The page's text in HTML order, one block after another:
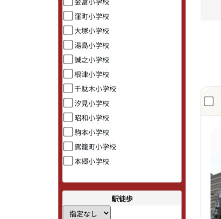
窪町小学校
大塚小学校
湯島小学校
誠之小学校
根津小学校
千駄木小学校
汐見小学校
昭和小学校
駒本小学校
駕籠町小学校
本郷小学校
駅徒歩